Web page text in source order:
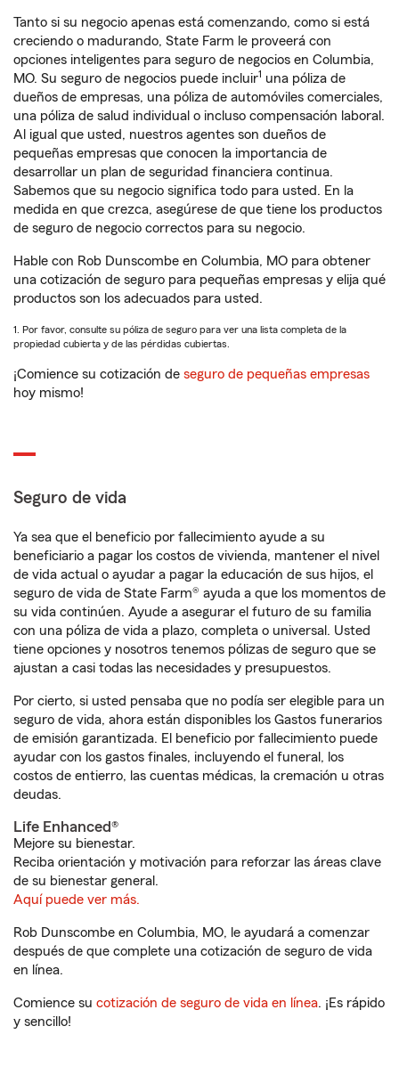
Tanto si su negocio apenas está comenzando, como si está
creciendo o madurando, State Farm le proveerá con
opciones inteligentes para seguro de negocios en Columbia,
MO. Su seguro de negocios puede incluir1 una póliza de
dueños de empresas, una póliza de automóviles comerciales,
una póliza de salud individual o incluso compensación laboral.
Al igual que usted, nuestros agentes son dueños de
pequeñas empresas que conocen la importancia de
desarrollar un plan de seguridad financiera continua.
Sabemos que su negocio significa todo para usted. En la
medida en que crezca, asegúrese de que tiene los productos
de seguro de negocio correctos para su negocio.
Hable con Rob Dunscombe en Columbia, MO para obtener
una cotización de seguro para pequeñas empresas y elija qué
productos son los adecuados para usted.
1. Por favor, consulte su póliza de seguro para ver una lista completa de la
propiedad cubierta y de las pérdidas cubiertas.
¡Comience su cotización de seguro de pequeñas empresas
hoy mismo!
Seguro de vida
Ya sea que el beneficio por fallecimiento ayude a su
beneficiario a pagar los costos de vivienda, mantener el nivel
de vida actual o ayudar a pagar la educación de sus hijos, el
seguro de vida de State Farm® ayuda a que los momentos de
su vida continúen. Ayude a asegurar el futuro de su familia
con una póliza de vida a plazo, completa o universal. Usted
tiene opciones y nosotros tenemos pólizas de seguro que se
ajustan a casi todas las necesidades y presupuestos.
Por cierto, si usted pensaba que no podía ser elegible para un
seguro de vida, ahora están disponibles los Gastos funerarios
de emisión garantizada. El beneficio por fallecimiento puede
ayudar con los gastos finales, incluyendo el funeral, los
costos de entierro, las cuentas médicas, la cremación u otras
deudas.
Life Enhanced®
Mejore su bienestar.
Reciba orientación y motivación para reforzar las áreas clave
de su bienestar general.
Aquí puede ver más.
Rob Dunscombe en Columbia, MO, le ayudará a comenzar
después de que complete una cotización de seguro de vida
en línea.
Comience su cotización de seguro de vida en línea. ¡Es rápido
y sencillo!